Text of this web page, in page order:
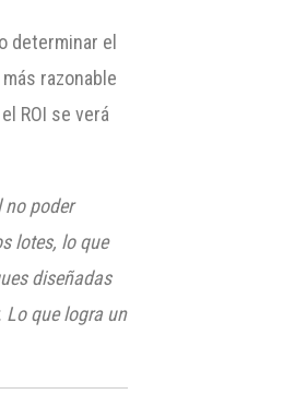
determinar el
razonable
ROI se verá
poder
lotes, lo que
diseñadas
que logra un